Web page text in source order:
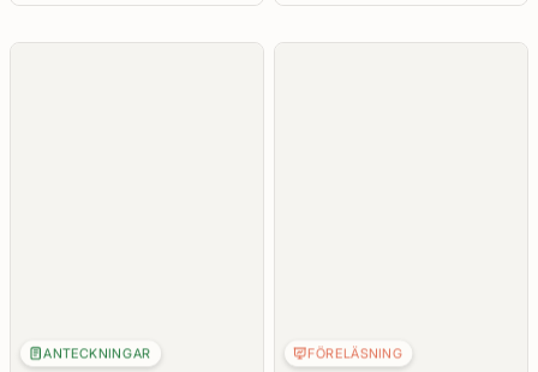
ANTECKNINGAR FÖRELÄSNING